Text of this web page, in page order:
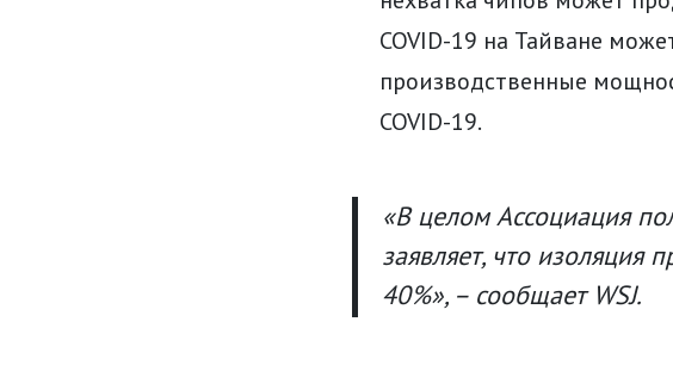
COVID-19 на Тайване
производственные
COVID-19.
«В целом Ассоциация
заявляет, что изоляция
40%», – сообщает WSJ.